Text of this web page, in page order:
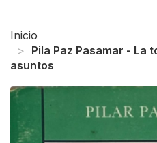
Inicio
Pila Paz Pasamar - La
asuntos